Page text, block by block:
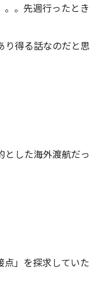
。。先週行ったとき
り得る話なのだと思
とした海外渡航だっ
点」を探求していた